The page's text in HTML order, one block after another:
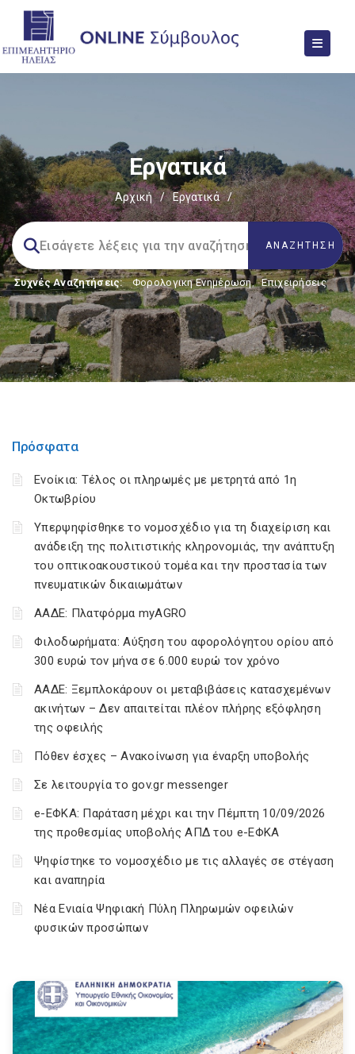
Εργατικά
Αρχική / Εργατικά /
Συχνές Αναζητήσεις: Φορολογικη Ενημέρωση, Επιχειρήσεις
Πρόσφατα
Ενοίκια: Τέλος οι πληρωμές με μετρητά από 1η
Οκτωβρίου
Υπερψηφίσθηκε το νομοσχέδιο για τη διαχείριση και
ανάδειξη της πολιτιστικής κληρονομιάς, την ανάπτυξη
του οπτικοακουστικού τομέα και την προστασία των
πνευματικών δικαιωμάτων
ΑΑΔΕ: Πλατφόρμα myAGRO
Φιλοδωρήματα: Αύξηση του αφορολόγητου ορίου από
300 ευρώ τον μήνα σε 6.000 ευρώ τον χρόνο
ΑΑΔΕ: Ξεμπλοκάρουν οι μεταβιβάσεις κατασχεμένων
ακινήτων – Δεν απαιτείται πλέον πλήρης εξόφληση
της οφειλής
Πόθεν έσχες – Ανακοίνωση για έναρξη υποβολής
Σε λειτουργία το gov.gr messenger
e-ΕΦΚΑ: Παράταση μέχρι και την Πέμπτη 10/09/2026
της προθεσμίας υποβολής ΑΠΔ του e-ΕΦΚΑ
Ψηφίστηκε το νομοσχέδιο με τις αλλαγές σε στέγαση
και αναπηρία
Νέα Ενιαία Ψηφιακή Πύλη Πληρωμών οφειλών
φυσικών προσώπων